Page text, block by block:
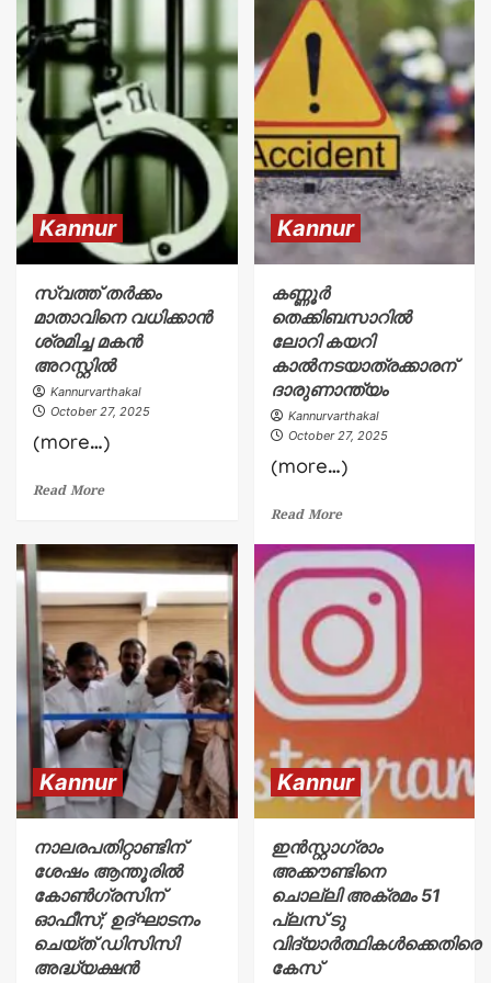
5
Kannur
30 ലക്ഷത്തിൻ്റെ സിഗരറ്റ് മോഷണം പ്രതി
തമിഴ്നാട്ടിൽ പിടിയിൽ
Kannur
സ്വത്ത് തർക്കം
മാതാവിനെ വധിക്കാൻ
ശ്രമിച്ച മകൻ
അറസ്റ്റിൽ
Kannurvarthakal
October 27, 2025
(more…)
Read More
Kannur
കണ്ണൂർ
തെക്കിബസാറിൽ
ലോറി കയറി
കാൽനടയാത്രക്കാരന്
ദാരുണാന്ത്യം
Kannurvarthakal
October 27, 2025
(more…)
Read More
Kannur
നാലരപതിറ്റാണ്ടിന്
ശേഷം ആന്തൂരില്‍
കോണ്‍ഗ്രസിന്
ഓഫീസ്; ഉദ്ഘാടനം
ചെയ്ത് ഡിസിസി
അദ്ധ്യക്ഷന്‍
Kannur
ഇൻസ്റ്റാഗ്രാം
അക്കൗണ്ടിനെ
ചൊല്ലി അക്രമം 51
പ്ലസ് ടു
വിദ്യാർത്ഥികൾക്കെതിരെ
കേസ്